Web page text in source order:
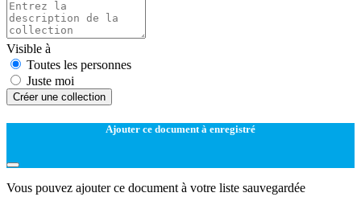
Visible à
Toutes les personnes
Juste moi
Créer une collection
Ajouter ce document à enregistré
Vous pouvez ajouter ce document à votre liste sauvegardée